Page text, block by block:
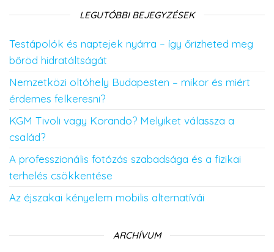
LEGUTÓBBI BEJEGYZÉSEK
Testápolók és naptejek nyárra – így őrizheted meg
bőröd hidratáltságát
Nemzetközi oltóhely Budapesten – mikor és miért
érdemes felkeresni?
KGM Tivoli vagy Korando? Melyiket válassza a
család?
A professzionális fotózás szabadsága és a fizikai
terhelés csökkentése
Az éjszakai kényelem mobilis alternatívái
ARCHÍVUM